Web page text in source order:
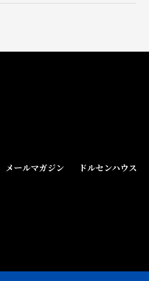
メールマガジン ドルセンハウス